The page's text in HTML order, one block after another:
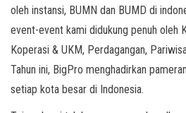
oleh instansi, BUMN dan BUMD di
event-event kami didukung penuh oleh
Koperasi & UKM, Perdagangan,
Tahun ini, BigPro menghadirkan
setiap kota besar di Indonesia.